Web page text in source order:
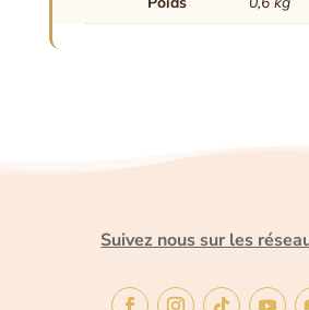
Suivez nous sur les